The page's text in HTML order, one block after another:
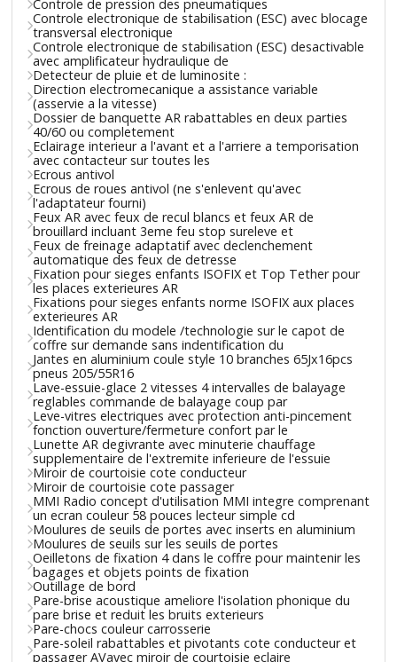
Controle de pression des pneumatiques
Controle electronique de stabilisation (ESC) avec blocage
transversal electronique
Controle electronique de stabilisation (ESC) desactivable
avec amplificateur hydraulique de
Detecteur de pluie et de luminosite :
Direction electromecanique a assistance variable
(asservie a la vitesse)
Dossier de banquette AR rabattables en deux parties
40/60 ou completement
Eclairage interieur a l'avant et a l'arriere a temporisation
avec contacteur sur toutes les
Ecrous antivol
Ecrous de roues antivol (ne s'enlevent qu'avec
l'adaptateur fourni)
Feux AR avec feux de recul blancs et feux AR de
brouillard incluant 3eme feu stop sureleve et
Feux de freinage adaptatif avec declenchement
automatique des feux de detresse
Fixation pour sieges enfants ISOFIX et Top Tether pour
les places exterieures AR
Fixations pour sieges enfants norme ISOFIX aux places
exterieures AR
Identification du modele /technologie sur le capot de
coffre sur demande sans indentification du
Jantes en aluminium coule style 10 branches 65Jx16pcs
pneus 205/55R16
Lave-essuie-glace 2 vitesses 4 intervalles de balayage
reglables commande de balayage coup par
Leve-vitres electriques avec protection anti-pincement
fonction ouverture/fermeture confort par le
Lunette AR degivrante avec minuterie chauffage
supplementaire de l'extremite inferieure de l'essuie
Miroir de courtoisie cote conducteur
Miroir de courtoisie cote passager
MMI Radio concept d'utilisation MMI integre comprenant
un ecran couleur 58 pouces lecteur simple cd
Moulures de seuils de portes avec inserts en aluminium
Moulures de seuils sur les seuils de portes
Oeilletons de fixation 4 dans le coffre pour maintenir les
bagages et objets points de fixation
Outillage de bord
Pare-brise acoustique ameliore l'isolation phonique du
pare brise et reduit les bruits exterieurs
Pare-chocs couleur carrosserie
Pare-soleil rabattables et pivotants cote conducteur et
passager AVavec miroir de courtoisie eclaire